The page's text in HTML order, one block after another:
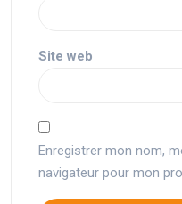
Site web
Enregistrer mon nom,
navigateur pour mon